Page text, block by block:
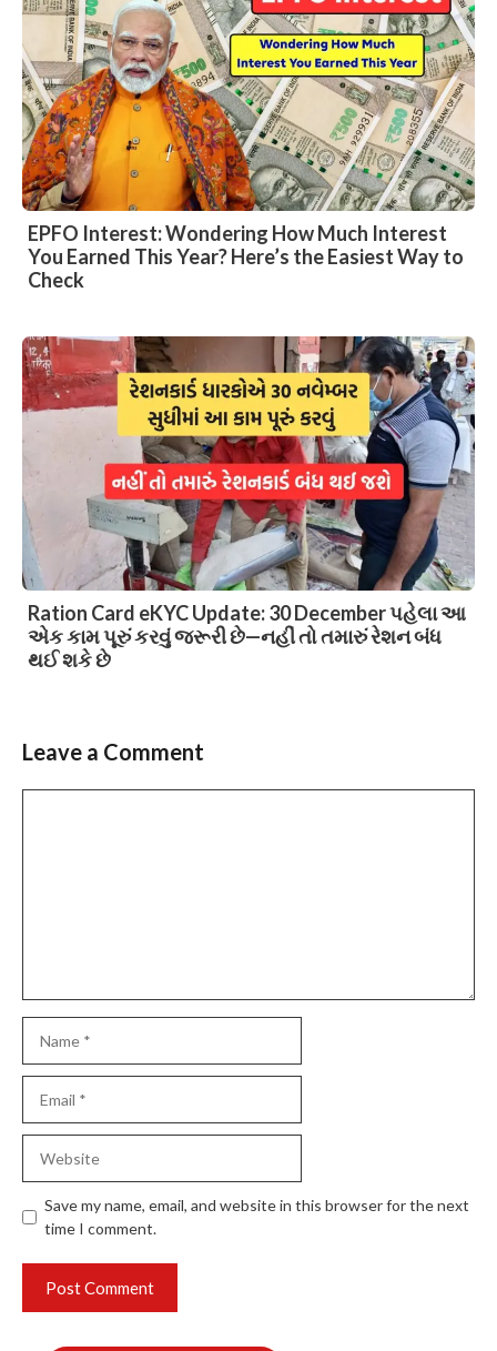
EPFO Interest: Wondering How Much Interest
You Earned This Year? Here’s the Easiest Way to
Check
Ration Card eKYC Update: 30 December પહેલા આ
એક કામ પૂરું કરવું જરૂરી છે—નહીં તો તમારું રેશન બંધ
થઈ શકે છે
Leave a Comment
Save my name, email, and website in this browser for the next
time I comment.